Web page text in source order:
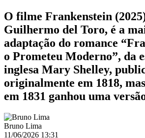
O filme Frankenstein
Guilhermo del Toro, é a
adaptação do romance
o Prometeu Moderno”, da
inglesa Mary Shelley,
originalmente em 1818,
em 1831 ganhou uma
Bruno Lima
11/06/2026 13:31